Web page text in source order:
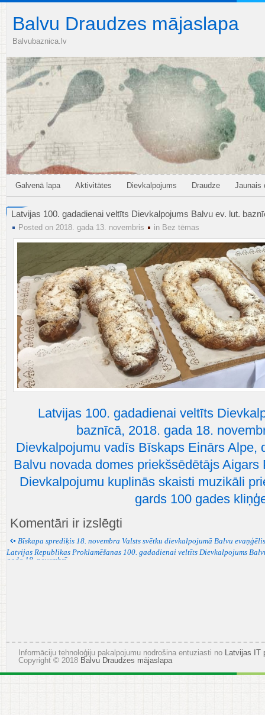
Balvu Draudzes mājaslapa
Balvubaznica.lv
Galvenā lapa Aktivitātes Dievkalpojums Draudze Jaunais
Latvijas 100. gadadienai veltīts Dievkalpojums Balvu ev. lut.
Posted on 2018. gada 13. novembris in Bez tēmas
Latvijas 100. gadadienai veltīts
baznīcā, 2018. gada 18.
Dievkalpojumu vadīs Bīskaps Einārs Alpe,
Balvu novada domes priekšsēdētājs
Dievkalpojumu kuplinās skaisti muzikāli
gards 100 gades
Komentāri ir izslēgti
gadadienai
veltīts
novembrī
10:00
Bīskapa sprediķis 18. novembra Valsts svētku dievkalpojumā Balvu
Latvijas Republikas Proklamēšanas 100. gadadienai veltīts Dievkalpojums
gada 18. novembrī
Informāciju tehnoloģiju pakalpojumu nodrošina entuziasti no Latvijas IT
Copyright © 2018 Balvu Draudzes mājaslapa